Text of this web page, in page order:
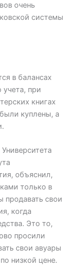
очень
системы
в балансах
учета, при
книгах
куплены, а
объяснил,
только в
продавать свои
когда
Это то,
просили
свои авуары
низкой цене.